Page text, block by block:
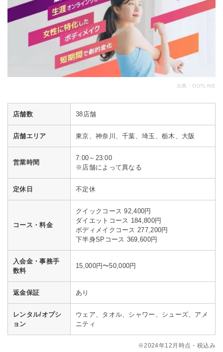
出典：OUTLINE
店舗数 38店舗
店舗エリア 東京、神奈川、千葉、埼玉、栃木、大阪
営業時間
7:00～23:00
※店舗によって異なる
定休日 不定休
コース・料金
クイックコース 92,400円
ダイエットコース 184,800円
ボディメイクコース 277,200円
下半身SPコース 369,600円
入会金・事務手
数料
15,000円〜50,000円
返金保証 あり
レンタル/オプシ
ョン
ウェア、タオル、シャワー、シューズ、アメ
ニティ
※2024年12月時点・税込み